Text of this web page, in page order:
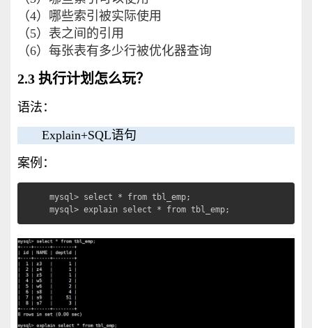
（4）哪些索引被实际使用
（5）表之间的引用
（6）每张表有多少行被优化器查询
2.3 执行计划怎么玩？
语法：
Explain+SQL语句
案例：
mysql> select * from tbl_emp;
mysql> explain select * from tbl_emp;